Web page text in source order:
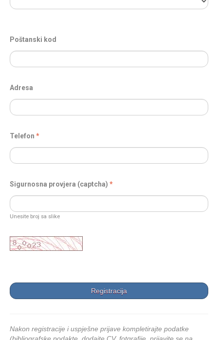
Poštanski kod
Adresa
Telefon
Sigurnosna provjera (captcha)
Unesite broj sa slike
Nakon registracije i uspješne prijave kompletirajte podatke